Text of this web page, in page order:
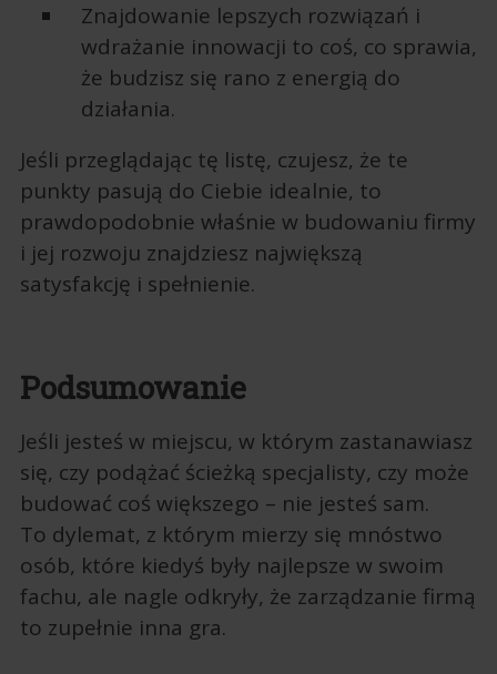
Znajdowanie lepszych rozwiązań i
wdrażanie innowacji to coś, co sprawia,
że budzisz się rano z energią do
działania.
Jeśli przeglądając tę listę, czujesz, że te
punkty pasują do Ciebie idealnie, to
prawdopodobnie właśnie w budowaniu firmy
i jej rozwoju znajdziesz największą
satysfakcję i spełnienie.
Podsumowanie
Jeśli jesteś w miejscu, w którym zastanawiasz
się, czy podążać ścieżką specjalisty, czy może
budować coś większego – nie jesteś sam.
To dylemat, z którym mierzy się mnóstwo
osób, które kiedyś były najlepsze w swoim
fachu, ale nagle odkryły, że zarządzanie firmą
to zupełnie inna gra.